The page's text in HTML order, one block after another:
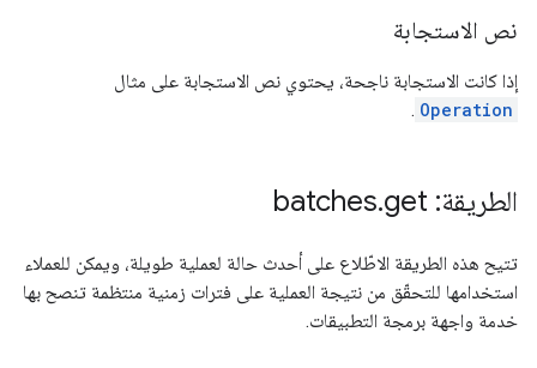
نص الاستجابة
إذا كانت الاستجابة ناجحة، يحتوي نص الاستجابة على مثال
Operation
.
الطريقة: batches .get
تتيح هذه الطريقة الاطّلاع على أحدث حالة لعملية طويلة، ويمكن للعملاء
استخدامها للتحقّق من نتيجة العملية على فترات زمنية منتظمة تنصح بها
خدمة واجهة برمجة التطبيقات.